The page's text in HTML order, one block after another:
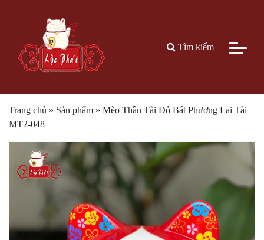
Tìm kiếm
Trang chủ » Sản phẩm » Mèo Thần Tài Đỏ Bát Phương Lai Tài
MT2-048